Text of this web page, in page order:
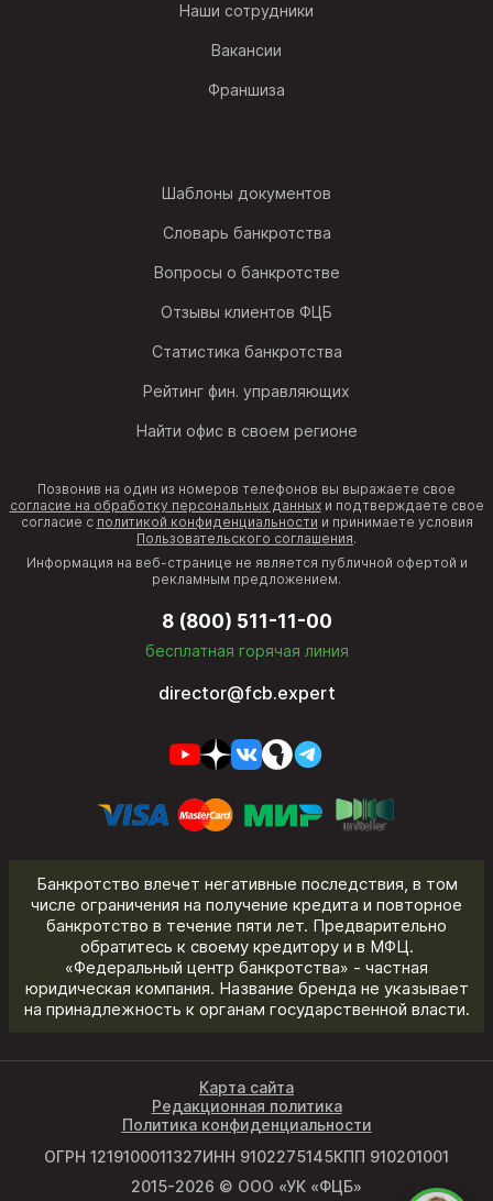
Наши сотрудники
Вакансии
Франшиза
Шаблоны документов
Словарь банкротства
Вопросы о банкротстве
Отзывы клиентов ФЦБ
Статистика банкротства
Рейтинг фин. управляющих
Найти офис в своем регионе
Позвонив на один из номеров телефонов вы выражаете свое
согласие на обработку персональных данныхи подтверждаете свое
согласие с политикой конфиденциальности и принимаете условия
Пользовательского соглашения.
Информация на веб-странице не является публичной офертой и
рекламным предложением.
8 (800) 511-11-00
бесплатная горячая линия
director@fcb.expert
Банкротство влечет негативные последствия, в том
числе ограничения на получение кредита и повторное
банкротство в течение пяти лет. Предварительно
обратитесь к своему кредитору и в МФЦ.
«Федеральный центр банкротства» - частная
юридическая компания. Название бренда не указывает
на принадлежность к органам государственной власти.
ОГРН 1219100011327ИНН 9102275145КПП 910201001
2015-2026 © ООО «УК «ФЦБ»
Карта сайта
Редакционная политика
Политика конфиденциальности